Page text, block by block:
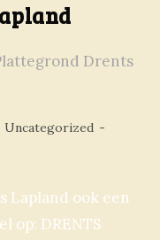
Uncategorized
Lapland ook een
op: DRENTS